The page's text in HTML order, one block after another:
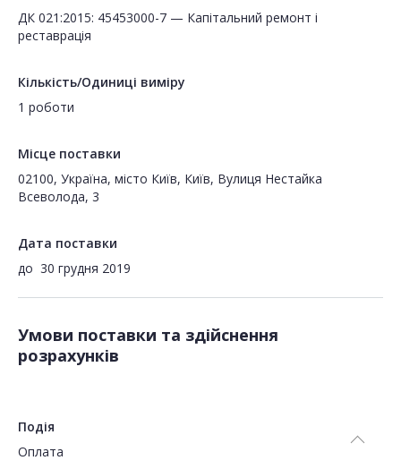
ДК 021:2015: 45453000-7 — Капітальний ремонт і
реставрація
Кількість/Одиниці виміру
1 роботи
Місце поставки
02100, Україна, місто Київ, Київ, Вулиця Нестайка
Всеволода, 3
Дата поставки
до 30 грудня 2019
Умови поставки та здійснення
розрахунків
Подія
Оплата